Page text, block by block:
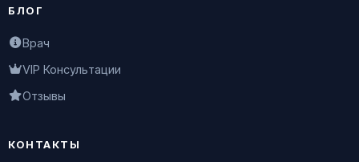
БЛОГ
Врач
VIP Консультации
Отзывы
КОНТАКТЫ